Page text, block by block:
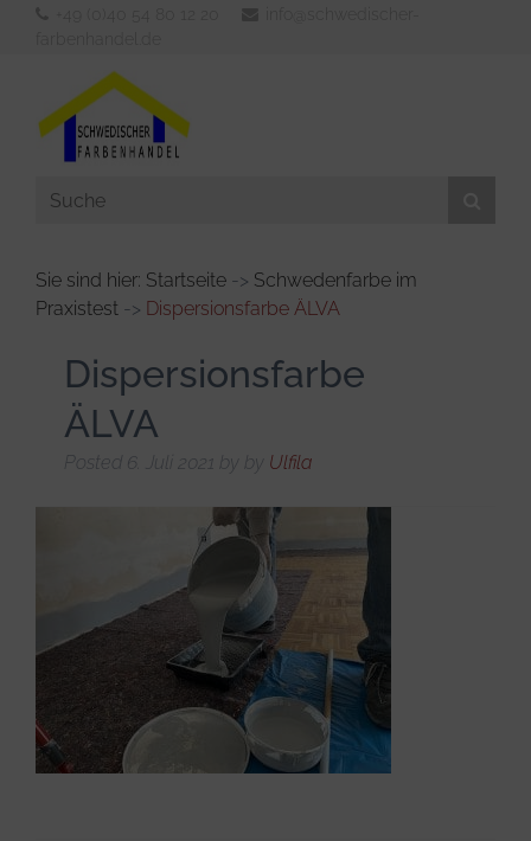
Aussenfarben
Innenfarben
Werkzeuge
Verdünner & Reiniger
Sie sind hier: Startseite -> Schwedenfarbe im
Praxistest -> Dispersionsfarbe ÄLVA
Dispersionsfarbe
ÄLVA
Posted 6. Juli 2021 by by Ulfila